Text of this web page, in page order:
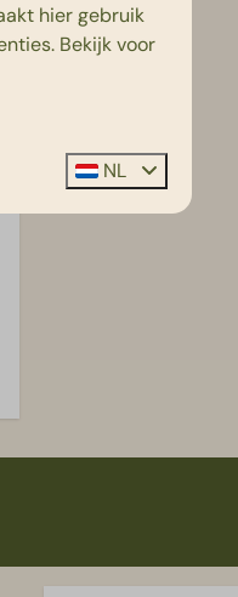
hier gebruik
Bekijk voor
NL